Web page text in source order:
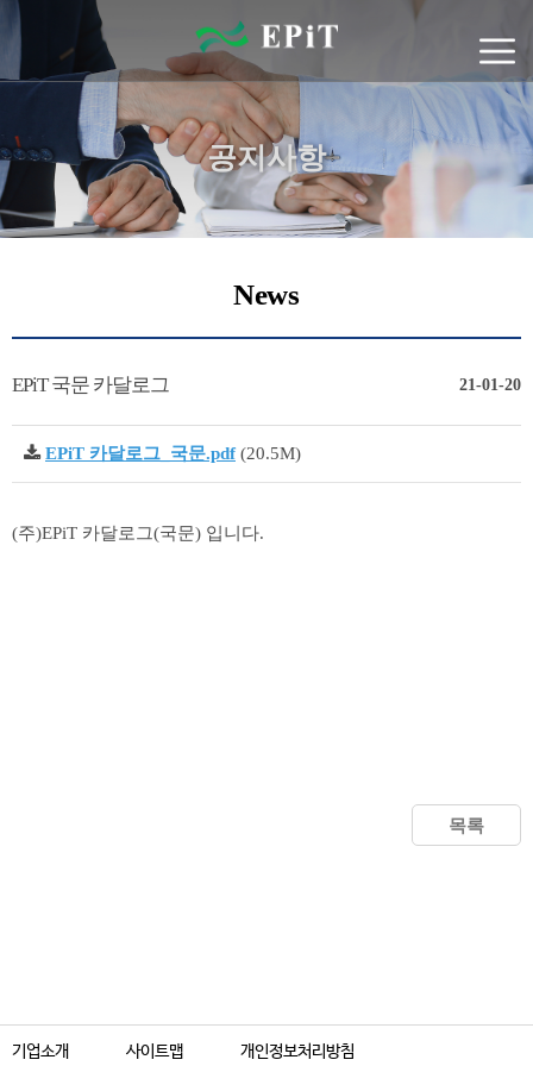
공지사항
News
EPiT 국문 카달로그 21-01-20
EPiT 카달로그_국문.pdf(20.5M)
(주)EPiT 카달로그(국문) 입니다.
목록
기업소개 사이트맵 개인정보처리방침